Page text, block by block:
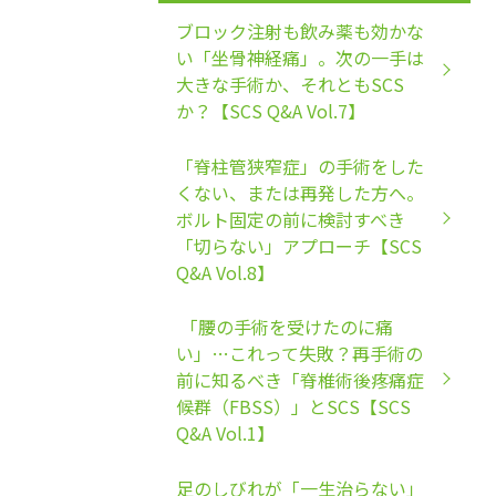
ブロック注射も飲み薬も効かな
い「坐骨神経痛」。次の一手は
大きな手術か、それともSCS
か？【SCS Q&A Vol.7】
「脊柱管狭窄症」の手術をした
くない、または再発した方へ。
ボルト固定の前に検討すべき
「切らない」アプローチ【SCS
Q&A Vol.8】
「腰の手術を受けたのに痛
い」…これって失敗？再手術の
前に知るべき「脊椎術後疼痛症
候群（FBSS）」とSCS【SCS
Q&A Vol.1】
足のしびれが「一生治らない」